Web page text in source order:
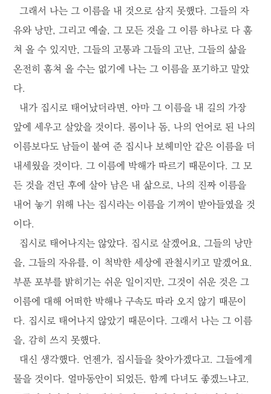
그래서 나는 그 이름을 내 것으로 삼지 못했다. 그들의 자
유와 낭만, 그리고 예술, 그 모든 것을 그 이름 하나로 다 훔
쳐 올 수 있지만, 그들의 고통과 그들의 고난, 그들의 삶을
온전히 훔쳐 올 수는 없기에 나는 그 이름을 포기하고 말았
다.
내가 집시로 태어났더라면, 아마 그 이름을 내 길의 가장
앞에 세우고 살았을 것이다. 롬이나 돔, 나의 언어로 된 나의
이름보다도 남들이 붙여 준 집시나 보헤미안 같은 이름을 더
내세웠을 것이다. 그 이름에 박해가 따르기 때문이다. 그 모
든 것을 견딘 후에 살아 남은 내 삶으로, 나의 진짜 이름을
내어 놓기 위해 나는 집시라는 이름을 기꺼이 받아들였을 것
이다.
집시로 태어나지는 않았다. 집시로 살겠어요, 그들의 낭만
을, 그들의 자유를, 이 척박한 세상에 관철시키고 말겠어요.
부푼 포부를 밝히기는 쉬운 일이지만, 그것이 쉬운 것은 그
이름에 대해 어떠한 박해나 구속도 따라 오지 않기 때문이
다. 집시로 태어나지 않았기 때문이다. 그래서 나는 그 이름
을, 감히 쓰지 못했다.
대신 생각했다. 언젠가, 집시들을 찾아가겠다고. 그들에게
물을 것이다. 얼마동안이 되었든, 함께 다녀도 좋겠느냐고.